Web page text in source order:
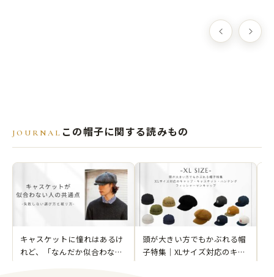
JOURNAL この帽子に関する読みもの
キャスケットに憧れはあるけ
れど、「なんだか似合わない
頭が大きい方でもかぶれる帽
子特集｜XLサイズ対応のキャ